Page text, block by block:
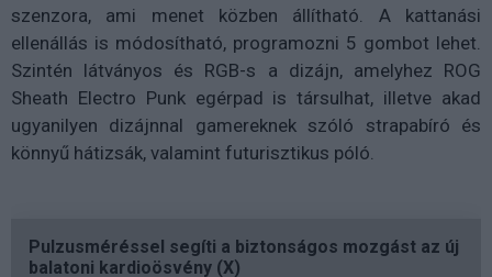
szenzora, ami menet közben állítható. A kattanási
ellenállás is módosítható, programozni 5 gombot lehet.
Szintén látványos és RGB-s a dizájn, amelyhez ROG
Sheath Electro Punk egérpad is társulhat, illetve akad
ugyanilyen dizájnnal gamereknek szóló strapabíró és
könnyű hátizsák, valamint futurisztikus póló.
Pulzusméréssel segíti a biztonságos mozgást az új
balatoni kardioösvény (X)